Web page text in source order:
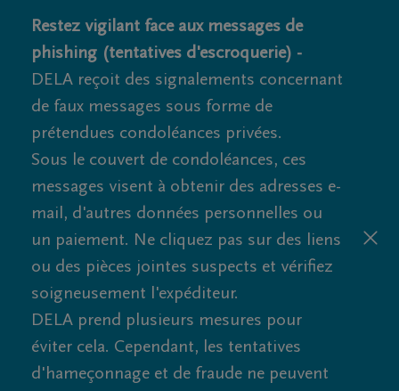
Restez vigilant face aux messages de
phishing (tentatives d'escroquerie) -
DELA reçoit des signalements concernant
de faux messages sous forme de
prétendues condoléances privées.
Sous le couvert de condoléances, ces
messages visent à obtenir des adresses e-
mail, d'autres données personnelles ou
un paiement. Ne cliquez pas sur des liens
ou des pièces jointes suspects et vérifiez
soigneusement l'expéditeur.
DELA prend plusieurs mesures pour
éviter cela. Cependant, les tentatives
d'hameçonnage et de fraude ne peuvent